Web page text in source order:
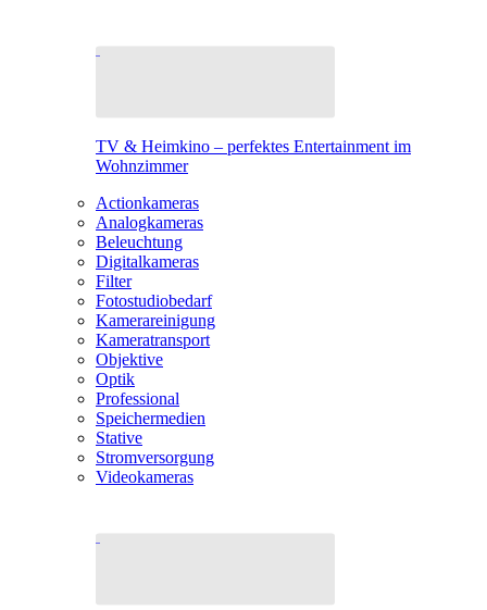
TV & Heimkino – perfektes Entertainment im
Wohnzimmer
Actionkameras
Analogkameras
Beleuchtung
Digitalkameras
Filter
Fotostudiobedarf
Kamerareinigung
Kameratransport
Objektive
Optik
Professional
Speichermedien
Stative
Stromversorgung
Videokameras